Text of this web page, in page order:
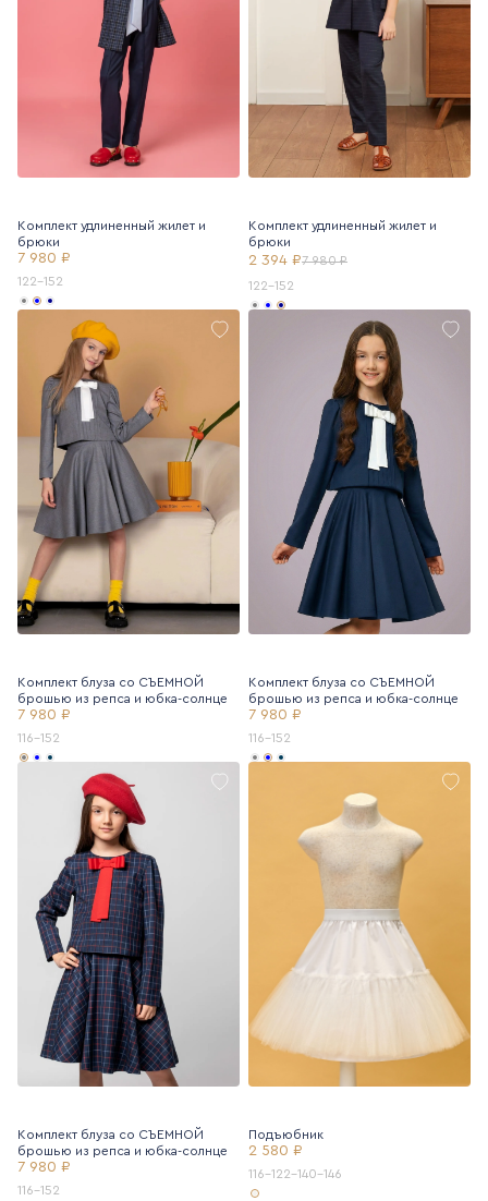
Комплект удлиненный жилет и
брюки
7 980 ₽
122-152
Комплект удлиненный жилет и
брюки
2 394 ₽7 980 ₽
122-152
Комплект блуза со СЪЕМНОЙ
брошью из репса и юбка-солнце
7 980 ₽
116-152
Комплект блуза со СЪЕМНОЙ
брошью из репса и юбка-солнце
7 980 ₽
116-152
Комплект блуза со СЪЕМНОЙ
брошью из репса и юбка-солнце
7 980 ₽
116-152
Подъюбник
2 580 ₽
116-122-140-146